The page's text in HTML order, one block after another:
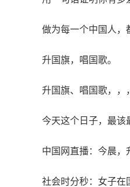
做为每一个中国人，
升国旗，唱国歌。
升国旗、唱国歌，，，
今天这个日子，最该
中国网直播：今晨，
社会时分秒：女子在